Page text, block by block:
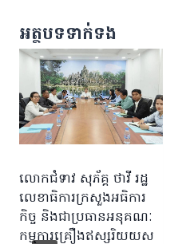
អត្ថបទទាក់ទង
លោកជំទាវ សុភ័គ្គ ថាវី រដ្ឋ
លេខាធិការក្រសួងអធិការ
កិច្ច និងជាប្រធានអនុគណៈ
កម្មការគ្រឿងឥស្សរិយយស